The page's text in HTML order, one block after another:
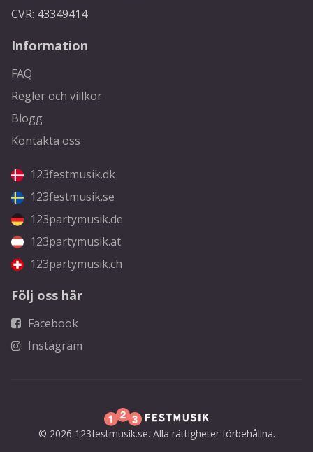
CVR: 43349414
Information
FAQ
Regler och villkor
Blogg
Kontakta oss
123festmusik.dk
123festmusik.se
123partymusik.de
123partymusik.at
123partymusik.ch
Följ oss här
Facebook
Instagram
© 2026 123festmusik.se. Alla rättigheter förbehållna.